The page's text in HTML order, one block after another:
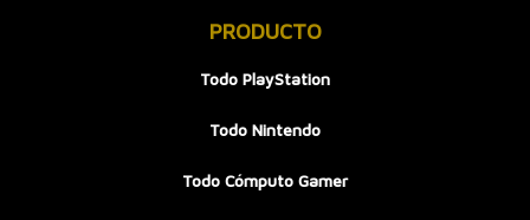
PRODUCTO
Todo PlayStation
Todo Nintendo
Todo Cómputo Gamer